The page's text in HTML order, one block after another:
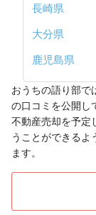
長崎県
大分県
鹿児島県
おうちの語り部で
の口コミを公開し
不動産売却を予定
うことができるよ
ます。